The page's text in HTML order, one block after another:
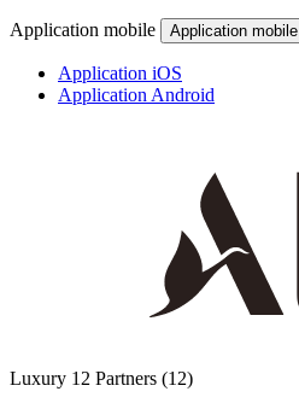
Application mobile Application mobile
Application iOS
Application Android
Luxury 12 Partners (12)